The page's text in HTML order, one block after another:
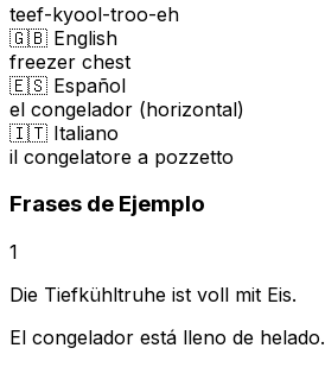
teef-kyool-troo-eh
🇬🇧 English
freezer chest
🇪🇸 Español
el congelador (horizontal)
🇮🇹 Italiano
il congelatore a pozzetto
Frases de Ejemplo
1
Die Tiefkühltruhe ist voll mit Eis.
El congelador está lleno de helado.